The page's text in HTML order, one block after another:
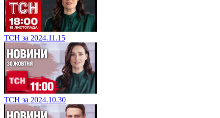
ТСН за 2024.11.15
ТСН за 2024.10.30